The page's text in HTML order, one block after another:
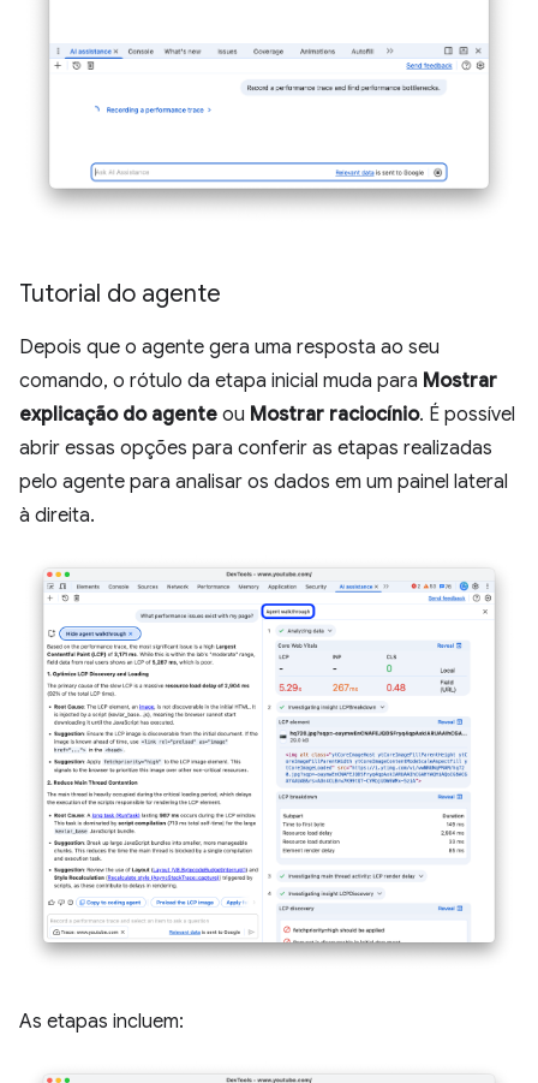
Tutorial do agente
Depois que o agente gera uma resposta ao seu
comando, o rótulo da etapa inicial muda para Mostrar
explicação do agente ou Mostrar raciocínio. É possível
abrir essas opções para conferir as etapas realizadas
pelo agente para analisar os dados em um painel lateral
à direita.
As etapas incluem: